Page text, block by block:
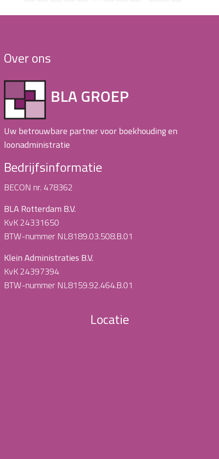
Over ons
BLA GROEP
Uw betrouwbare partner voor boekhouding en
loonadministratie
Bedrijfsinformatie
BECON nr. 478362
BLA Rotterdam B.V.
KvK 24331650
BTW-nummer NL8189.03.508.B.01
Klein Administraties B.V.
KvK 24397394
BTW-nummer NL8159.92.464.B.01
Locatie